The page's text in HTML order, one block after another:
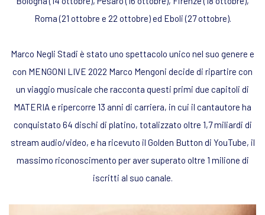
Roma (21 ottobre e 22 ottobre) ed Eboli (27 ottobre).
Marco Negli Stadi è stato uno spettacolo unico nel suo genere e
con MENGONI LIVE 2022 Marco Mengoni decide di ripartire con
un viaggio musicale che racconta questi primi due capitoli di
MATERIA e ripercorre 13 anni di carriera, in cui il cantautore ha
conquistato 64 dischi di platino, totalizzato oltre 1,7 miliardi di
stream audio/video, e ha ricevuto il Golden Button di YouTube, il
massimo riconoscimento per aver superato oltre 1 milione di
iscritti al suo canale.